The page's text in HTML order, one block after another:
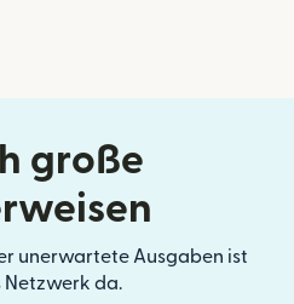
große
unerwartete Ausgaben ist
Netzwerk da.